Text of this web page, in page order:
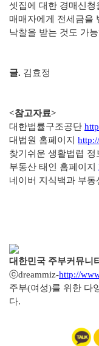
셋집에 대한 경매신
매매자에게 전세금을
낙찰을 받는 것도 가
글. 김효정
<참고자료>
대한법률구조공단
대법원 홈페이지
찾기쉬운 생활법렵 정
부동산 태인 홈페이지
네이버 지식백과 부동
대한민국 주부커뮤니
ⓒdreammiz-http://
주부(여성)를 위한 다
다.